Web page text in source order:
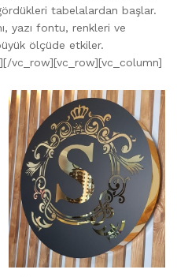
tabelalardan başlar.
yazı fontu, renkleri ve
ölçüde etkiler.
vc_row][vc_row][vc_column]